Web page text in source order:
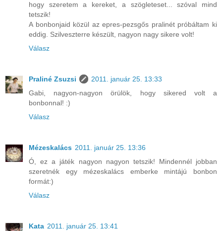
hogy szeretem a kereket, a szögleteset... szóval mind
tetszik!
A bonbonjaid közül az epres-pezsgős pralinét próbáltam ki
eddig. Szilveszterre készült, nagyon nagy sikere volt!
Válasz
Praliné Zsuzsi
2011. január 25. 13:33
Gabi, nagyon-nagyon örülök, hogy sikered volt a
bonbonnal! :)
Válasz
Mézeskalács 2011. január 25. 13:36
Ó, ez a játék nagyon nagyon tetszik! Mindennél jobban
szeretnék egy mézeskalács emberke mintájú bonbon
formát:)
Válasz
Kata 2011. január 25. 13:41